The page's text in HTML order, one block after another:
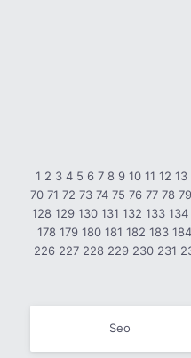
1 2 3 4 5 6 7 8 9 10 11 12 13
70 71 72 73 74 75 76 77 78 79
128 129 130 131 132 133 134
178 179 180 181 182 183 184
226 227 228 229 230 231
Seo